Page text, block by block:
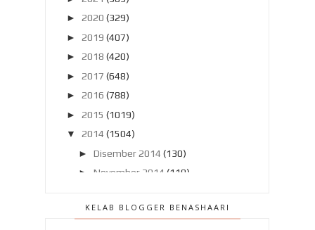
► 2020 (329)
► 2019 (407)
► 2018 (420)
► 2017 (648)
► 2016 (788)
► 2015 (1019)
▼
2014 (1504)
► Disember 2014 (130)
► November 2014 (119)
►September 2014 (121)
KELAB BLOGGER BENASHAARI